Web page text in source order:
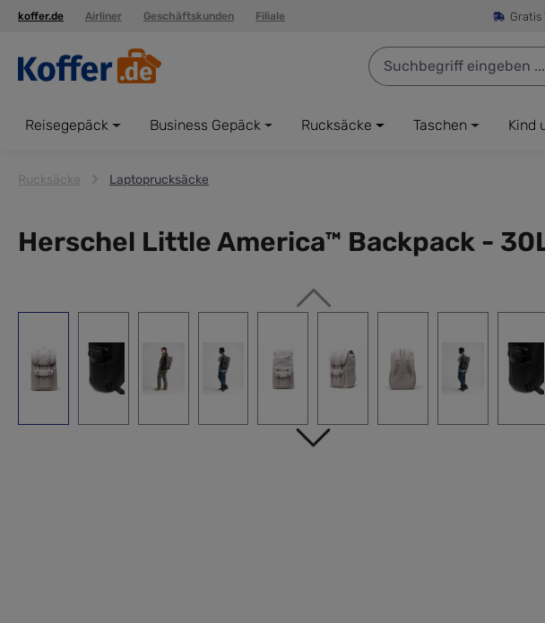
Zur Hauptnavigation springen
koffer.de Airliner Geschäftskunden Filiale Gratis
Reisegepäck Business Gepäck Rucksäcke Taschen Kind
Rucksäcke Laptoprucksäcke
Herschel Little America™ Backpack -